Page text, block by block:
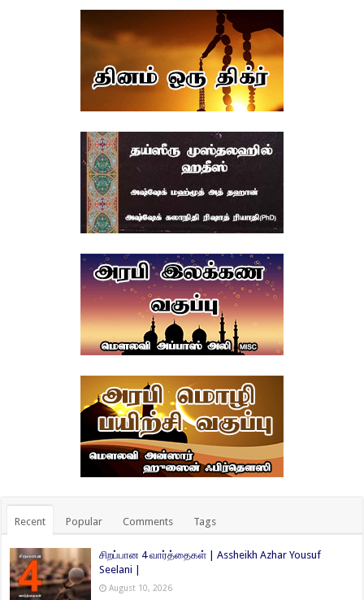
Recent Popular Comments Tags
சிறப்பான 4 வார்த்தைகள் | Assheikh Azhar Yousuf
Seelani |
August 10, 2026